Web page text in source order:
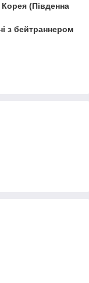
Корея (Південна
з бейтраннером